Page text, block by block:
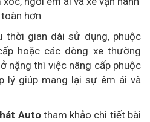
toàn hơn
thời gian dài sử dụng, phuộc
hoặc các dòng xe thường
nặng thì việc nâng cấp phuộc
lý giúp mang lại sự êm ái và
Autotham khảo chi tiết bài